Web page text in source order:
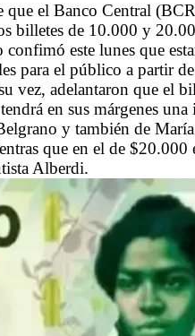
que el Banco Central
billetes de 10.000 y
confimó este lunes que
para el público a partir
vez, adelantaron que el
en sus márgenes una
y también de
que en el de $20.000
Alberdi.